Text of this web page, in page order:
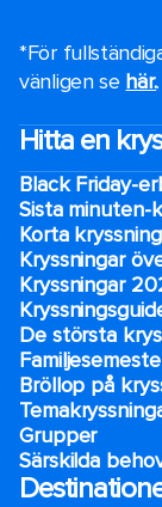
*För
vänligen se här..
Hitta en
Black Friday-
Sista minuten-
Korta
Kryssningar
Kryssningar
De största
Bröllop på
Grupper
Särskilda